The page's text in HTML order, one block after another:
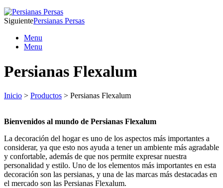
SiguientePersianas Persas
Menu
Menu
Persianas Flexalum
Inicio > Productos > Persianas Flexalum
Bienvenidos al mundo de Persianas Flexalum
La decoración del hogar es uno de los aspectos más importantes a
considerar, ya que esto nos ayuda a tener un ambiente más agradable
y confortable, además de que nos permite expresar nuestra
personalidad y estilo. Uno de los elementos más importantes en esta
decoración son las persianas, y una de las marcas más destacadas en
el mercado son las Persianas Flexalum.